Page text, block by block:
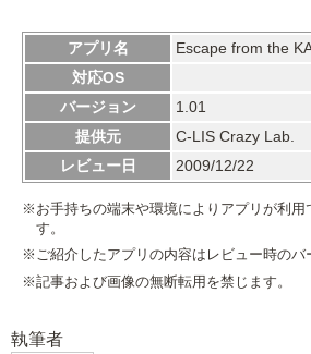
アプリ名
Escape from the
対応OS
バージョン
1.01
提供元
C-LIS Crazy Lab.
レビュー日
2009/12/22
※お手持ちの端末や環境によりアプリが利用
す。
※ご紹介したアプリの内容はレビュー時のバ
※記事および画像の無断転用を禁じます。
執筆者